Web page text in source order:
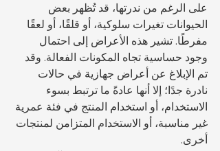
على الرغم من ندرتها، قد تُظهر بعض
الحيوانات تغيرات سلوكية، أو قلقًا، أو لعقًا
مفرطًا. تشير هذه الأعراض إلى احتمال
وجود حساسية تجاه المكونات الفعالة. وقد
تم الإبلاغ عن أعراض جهازية في حالات
نادرة جدًا؛ إلا أنها عادةً ما ترتبط بسوء
الاستخدام، أو استخدام المنتج في فئة عمرية
غير مناسبة، أو الاستخدام المتزامن لمنتجات
أخرى.